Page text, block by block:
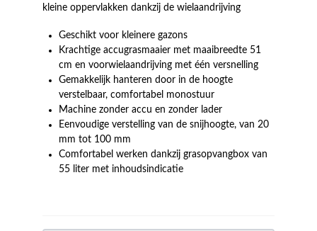
kleine oppervlakken dankzij de wielaandrijving
Geschikt voor kleinere gazons
Krachtige accugrasmaaier met maaibreedte 51
cm en voorwielaandrijving met één versnelling
Gemakkelijk hanteren door in de hoogte
verstelbaar, comfortabel monostuur
Machine zonder accu en zonder lader
Eenvoudige verstelling van de snijhoogte, van 20
mm tot 100 mm
Comfortabel werken dankzij grasopvangbox van
55 liter met inhoudsindicatie